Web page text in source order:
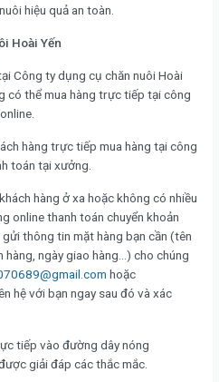
hiệu quả an toàn.
Hoài Yến
Công ty dụng cụ chăn nuôi Hoài
có thể mua hàng trực tiếp tại công
hàng trực tiếp mua hàng tại công
toán tại xưởng.
hàng ở xa hoặc không có nhiều
online thanh toán chuyển khoản
thông tin mặt hàng bạn cần (tên
hàng, ngày giao hàng…) cho chúng
hoặc
hệ với bạn ngay sau đó và xác
tiếp vào đường dây nóng
giải đáp các thắc mắc.